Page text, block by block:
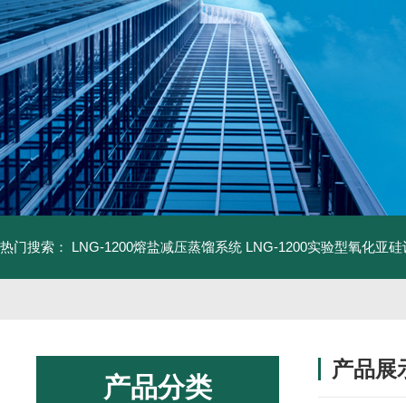
热门搜索： LNG-1200熔盐减压蒸馏系统 LNG-1200实验型氧化亚硅
产品分类
产品展